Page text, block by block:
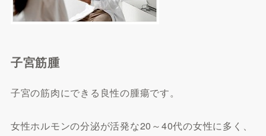
子宮筋腫
子宮の筋肉にできる良性の腫瘍です。
女性ホルモンの分泌が活発な20～40代の女性に多く、